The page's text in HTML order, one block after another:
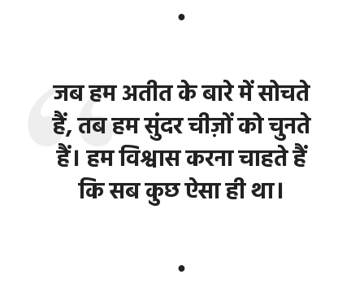
●
जब हम अतीत के बारे में सोचते
हैं, तब हम सुंदर चीज़ों को चुनते
हैं। हम विश्वास करना चाहते हैं
कि सब कुछ ऐसा ही था।
●